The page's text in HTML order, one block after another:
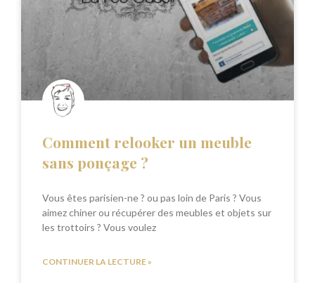
Comment relooker un meuble
sans ponçage ?
Vous êtes parisien-ne ? ou pas loin de Paris ? Vous
aimez chiner ou récupérer des meubles et objets sur
les trottoirs ? Vous voulez
CONTINUER LA LECTURE »